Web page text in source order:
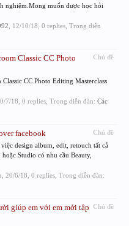
nghiệm.Mong muốn được học hỏi
12/10/18 , 0 replies, Trong diễn
Chủ đề
Classic CC Photo
CC Photo Editing Masterclass
7/18 , 0 replies, Trong diễn đàn: Các
Chủ đề
facebook
design album, edit, retouch tất cả
Studio có nhu cầu Beauty,
20/6/18 , 0 replies, Trong diễn đàn:
Chủ đề
giúp em với em mới tập